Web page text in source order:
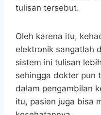
tulisan tersebut.
Oleh karena itu,
elektronik sangatlah
sistem ini tulisan
sehingga dokter pun
dalam pengambilan
itu, pasien juga bisa